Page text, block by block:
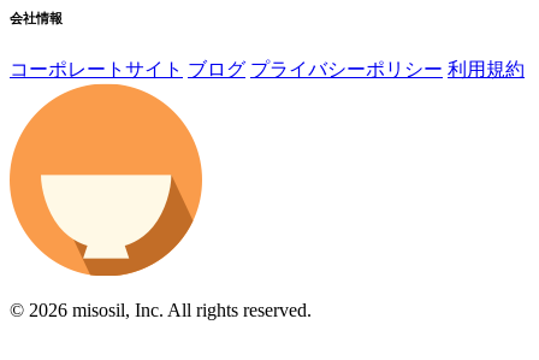
会社情報
コーポレートサイト ブログ プライバシーポリシー 利用規約
© 2026 misosil, Inc. All rights reserved.